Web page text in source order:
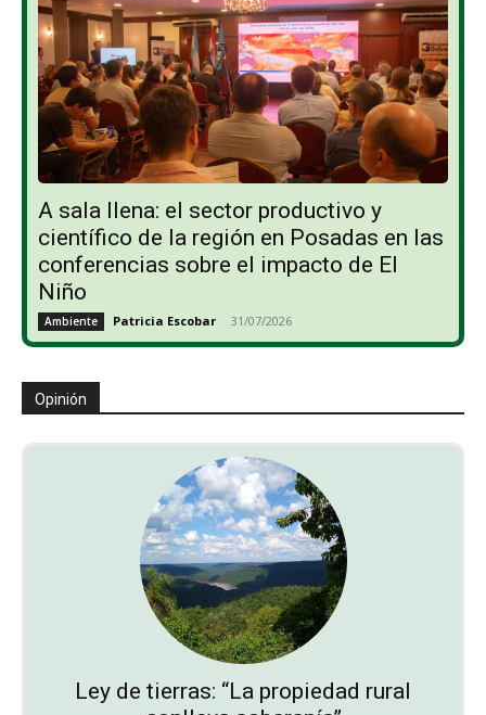
A sala llena: el sector productivo y
científico de la región en Posadas en las
conferencias sobre el impacto de El
Niño
Ambiente Patricia Escobar - 31/07/2026
Opinión
Ley de tierras: “La propiedad rural